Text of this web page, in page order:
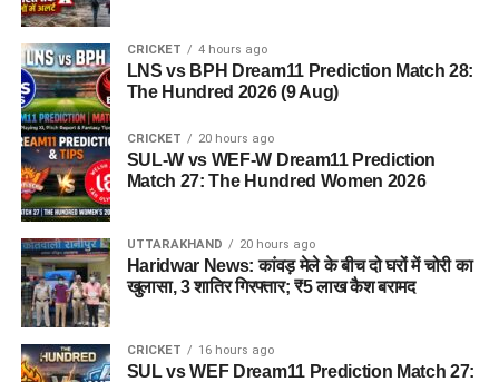
CRICKET 4 hours ago
LNS vs BPH Dream11 Prediction Match 28:
The Hundred 2026 (9 Aug)
CRICKET 20 hours ago
SUL-W vs WEF-W Dream11 Prediction
Match 27: The Hundred Women 2026
UTTARAKHAND 20 hours ago
Haridwar News: कांवड़ मेले के बीच दो घरों में चोरी का
खुलासा, 3 शातिर गिरफ्तार; ₹5 लाख कैश बरामद
CRICKET 16 hours ago
SUL vs WEF Dream11 Prediction Match 27: